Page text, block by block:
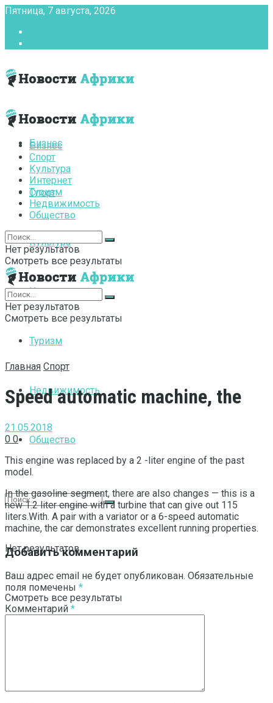
Пятница, 7 августа, 2026
Бизнес
Спорт
Культура
Интернет
Туризм
Недвижимость
Общество
Нет результатов
Смотреть все результаты
Бизнес
Спорт
Культура
Интернет
Туризм
Недвижимость
Общество
Нет результатов
Смотреть все результаты
Нет результатов
Смотреть все результаты
Главная Спорт
Speed automatic machine, the
21.05.2018
0 0
This engine was replaced by a 2 -liter engine of the past
model.
In the gasoline segment, there are also changes — this is a
new 1.2 liter engine with a turbine that can give out 115
liters.With. A pair with a variator or a 6-speed automatic
machine, the car demonstrates excellent running properties.
Добавить комментарий
Ваш адрес email не будет опубликован. Обязательные
поля помечены *
Комментарий *